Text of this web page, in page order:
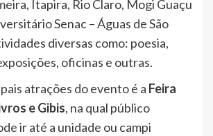
Itapira, Rio Claro, Mogi Guaçu
Senac – Águas de São
diversas como: poesia,
oficinas e outras.
atrações do evento é a Feira
e Gibis, na qual público
ir até a unidade ou campi